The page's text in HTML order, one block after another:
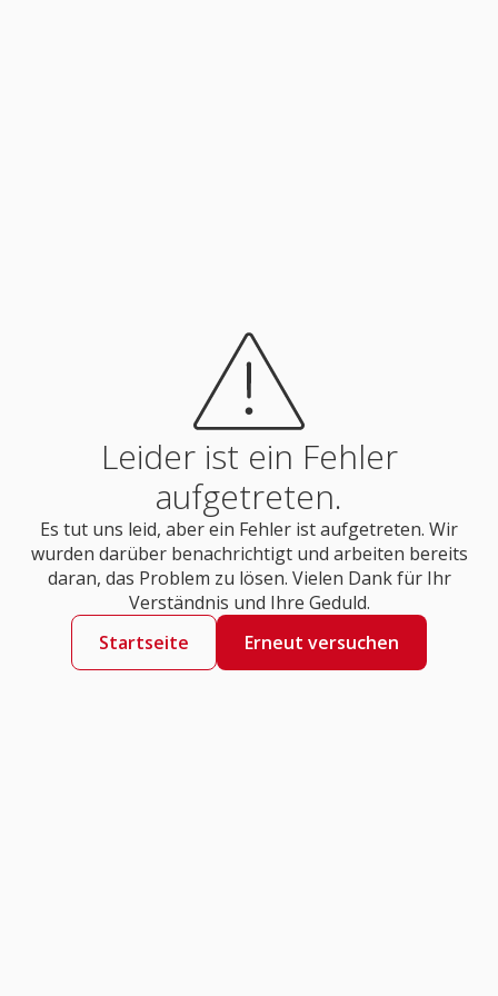
Leider ist ein Fehler
aufgetreten.
Es tut uns leid, aber ein Fehler ist aufgetreten. Wir
wurden darüber benachrichtigt und arbeiten bereits
daran, das Problem zu lösen. Vielen Dank für Ihr
Verständnis und Ihre Geduld.
Startseite
Erneut versuchen